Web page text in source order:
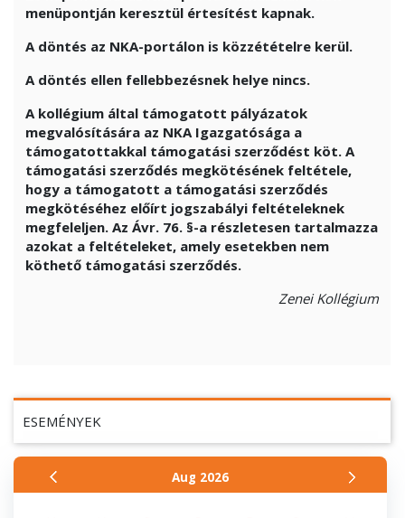
ESEMÉNYEK
Aug 2026
menüpontján keresztül értesítést kapnak.
A döntés az NKA-portálon is közzétételre kerül.
A döntés ellen fellebbezésnek helye nincs.
A kollégium által támogatott pályázatok
megvalósítására az NKA Igazgatósága a
támogatottakkal támogatási szerződést köt. A
támogatási szerződés megkötésének feltétele,
hogy a támogatott a támogatási szerződés
megkötéséhez előírt jogszabályi feltételeknek
megfeleljen. Az Ávr. 76. §-a részletesen tartalmazza
azokat a feltételeket, amely esetekben nem
köthető támogatási szerződés.
Zenei Kollégium